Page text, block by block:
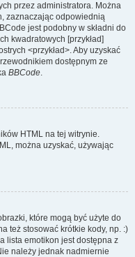
przez administratora. Można
zaznaczając odpowiednią
jest podobny w składni do
kwadratowych [przykład]
<przykład>. Aby uzyskać
dostępnym ze
BBCode.
HTML na tej witrynie.
można uzyskać, używając
które mogą być użyte do
też stosować krótkie kody, np. :)
lista emotikon jest dostępna z
należy jednak nadmiernie